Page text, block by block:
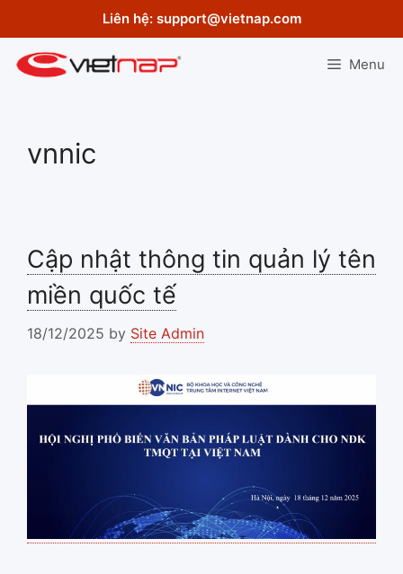
content
Liên hệ: support@vietnap.com
Menu
vnnic
Cập nhật thông tin quản lý tên
miền quốc tế
18/12/2025 by Site Admin